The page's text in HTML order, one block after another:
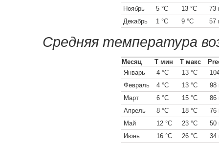
Ноябрь
5 °C 13 °C
73
Декабрь
1 °C 9 °C 57
Средняя температура
Месяц Т мин Т макс
Январь
4 °C 13 °C
Февраль
4 °C 13 °C
98
Март
6 °C 15 °C
86
Апрель
8 °C 18 °C
76
Май
12 °C 23 °C
50
Июнь
16 °C 26 °C
34